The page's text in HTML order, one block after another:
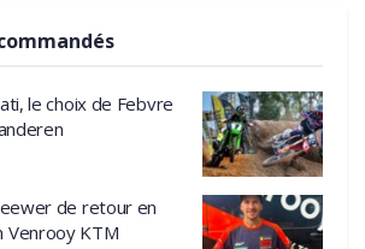
le choix de Febvre
de retour en
Venrooy KTM